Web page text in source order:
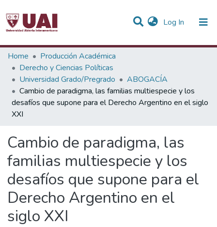
Log In (current)
Statistics
Communities & Collections
All of DSpace
Home
Producción Académica
Derecho y Ciencias Políticas
Universidad Grado/Pregrado
ABOGACÍA
Cambio de paradigma, las familias multiespecie y los
desafíos que supone para el Derecho Argentino en el siglo
XXI
Cambio de paradigma, las
familias multiespecie y los
desafíos que supone para el
Derecho Argentino en el
siglo XXI